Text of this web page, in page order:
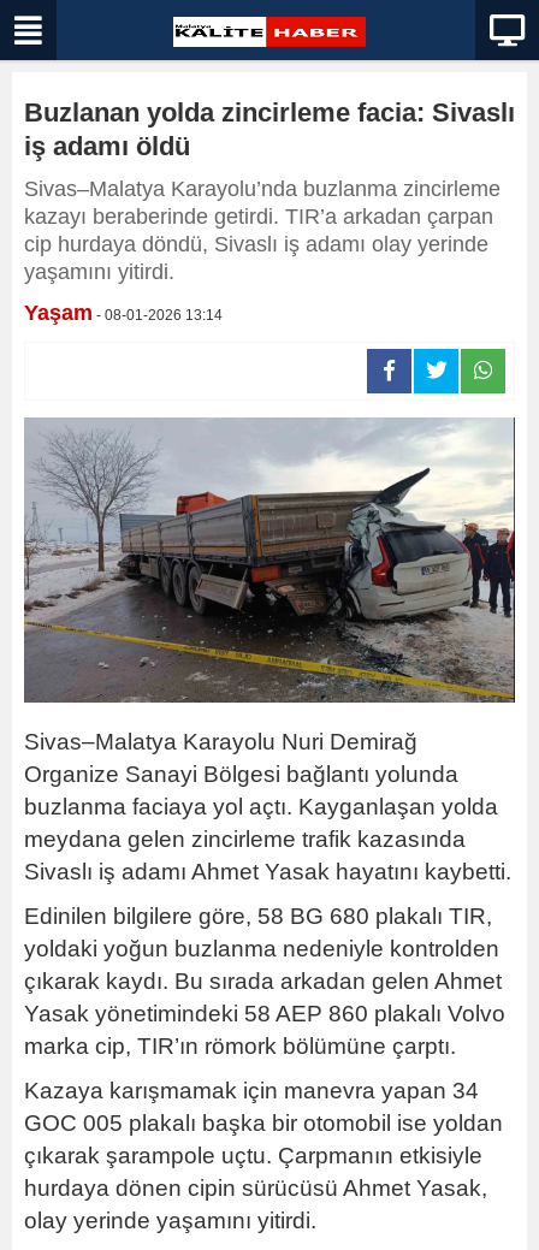
Buzlanan yolda zincirleme facia: Sivaslı
iş adamı öldü
Sivas–Malatya Karayolu’nda buzlanma zincirleme
kazayı beraberinde getirdi. TIR’a arkadan çarpan
cip hurdaya döndü, Sivaslı iş adamı olay yerinde
yaşamını yitirdi.
Yaşam - 08-01-2026 13:14
Sivas–Malatya Karayolu Nuri Demirağ
Organize Sanayi Bölgesi bağlantı yolunda
buzlanma faciaya yol açtı. Kayganlaşan yolda
meydana gelen zincirleme trafik kazasında
Sivaslı iş adamı Ahmet Yasak hayatını kaybetti.
Edinilen bilgilere göre, 58 BG 680 plakalı TIR,
yoldaki yoğun buzlanma nedeniyle kontrolden
çıkarak kaydı. Bu sırada arkadan gelen Ahmet
Yasak yönetimindeki 58 AEP 860 plakalı Volvo
marka cip, TIR’ın römork bölümüne çarptı.
Kazaya karışmamak için manevra yapan 34
GOC 005 plakalı başka bir otomobil ise yoldan
çıkarak şarampole uçtu. Çarpmanın etkisiyle
hurdaya dönen cipin sürücüsü Ahmet Yasak,
olay yerinde yaşamını yitirdi.